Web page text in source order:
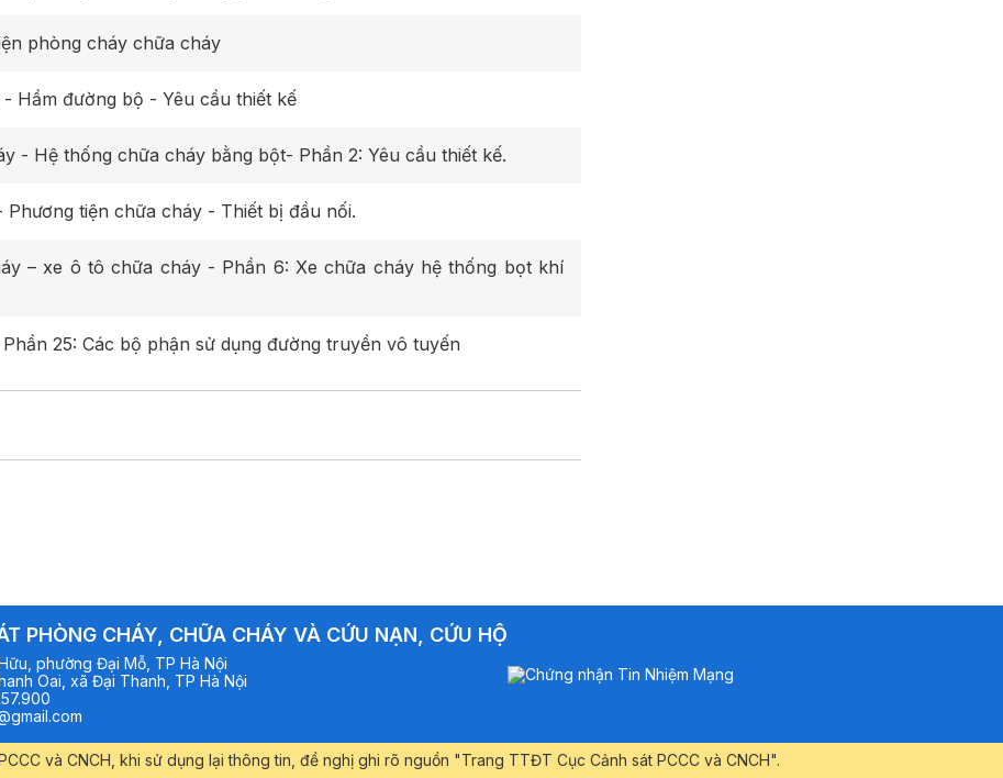
phòng cháy chữa cháy
Hầm đường bộ - Yêu cầu thiết kế
TCVN 13877-2:2023 Phòng cháy chữa cháy - Hệ thống chữa cháy bằng bột- Phần 2: Yêu cầu thiết kế.
tiện chữa cháy - Thiết bị đầu nối.
– xe ô tô chữa cháy - Phần 6: Xe chữa cháy hệ thống bọt khí
25: Các bộ phận sử dụng đường truyền vô tuyến
PHÒNG CHÁY, CHỮA CHÁY VÀ CỨU NẠN, CỨU HỘ
phường Đại Mỗ, TP Hà Nội
Oai, xã Đại Thanh, TP Hà Nội
và CNCH, khi sử dụng lại thông tin, đề nghị ghi rõ nguồn "Trang TTĐT Cục Cảnh sát PCCC và CNCH".